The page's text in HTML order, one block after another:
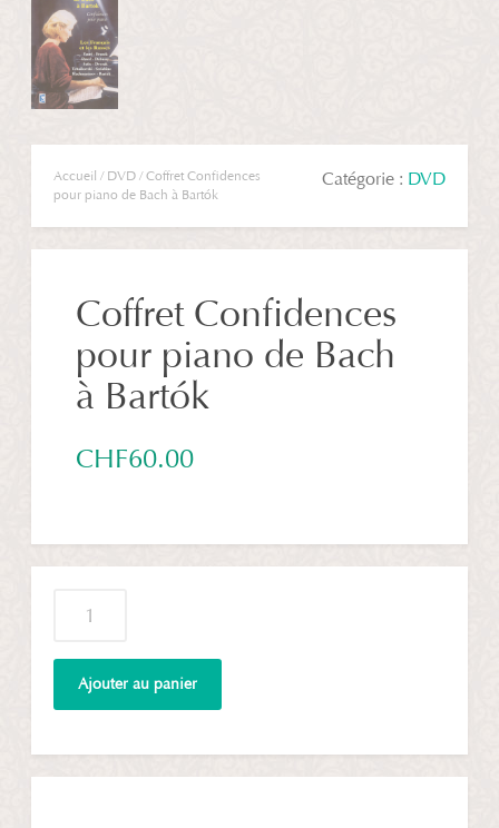
Accueil / DVD / Coffret Confidences
pour piano de Bach à Bartók
Catégorie : DVD
Coffret Confidences
pour piano de Bach
à Bartók
CHF60.00
Confidences
pour
Ajouter au panier